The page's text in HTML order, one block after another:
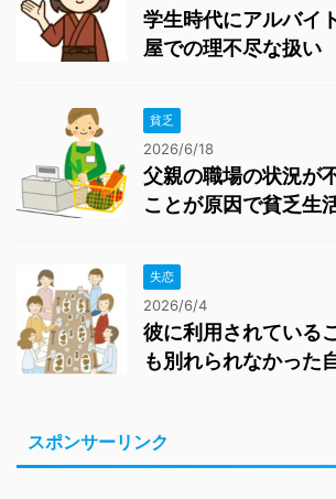
学生時代にアルバイ
屋での理不尽な扱い
貧乏
2026/6/18
父親の職場の状況が
ことが原因で貧乏生
失恋
2026/6/4
彼に利用されている
も別れられなかった
スポンサーリンク